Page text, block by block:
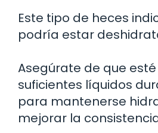
Este tipo de heces
podría estar
Asegúrate de que
suficientes líquidos
para mantenerse
mejorar la